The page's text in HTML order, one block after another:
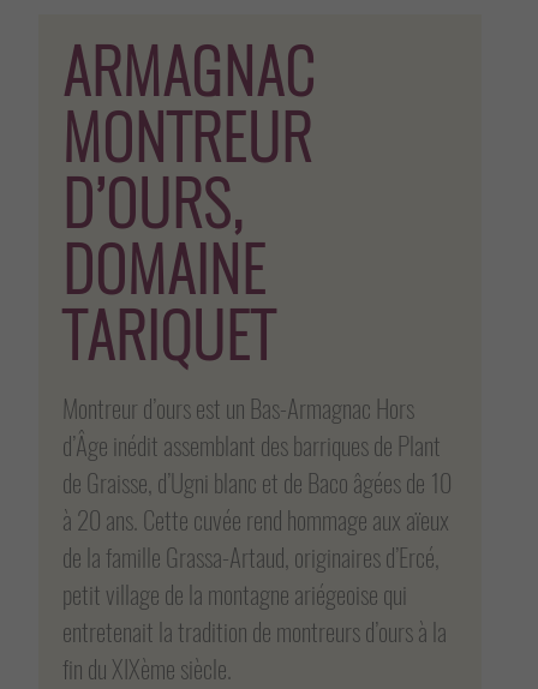
ARMAGNAC
MONTREUR
D’OURS,
DOMAINE
TARIQUET
Montreur d’ours est un Bas-Armagnac Hors
d’Âge inédit assemblant des barriques de Plant
de Graisse, d’Ugni blanc et de Baco âgées de 10
à 20 ans. Cette cuvée rend hommage aux aïeux
de la famille Grassa-Artaud, originaires d’Ercé,
petit village de la montagne ariégeoise qui
entretenait la tradition de montreurs d’ours à la
fin du XIXème siècle.